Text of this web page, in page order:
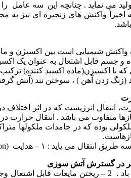
می نماید . چنانچه این سه عامل را
اخیراً واکنش های زنجیره ای نیز
.
شیمیایی است بین اکسیژن و
و جسم قابل اشتعال به عنوان یک
که با اکسیژن(ماده اکسید کننده)
(زنگ زدن آهن ) ، سوختن تند (آتش
انتقال انرژیست که در اثر
متفاوت می باشد . انتقال حرارت
بوده که در جامدات ملکولها
.
طریق انتقال می یاید : ۱ – هدایت
در گسترش آتش سوزی